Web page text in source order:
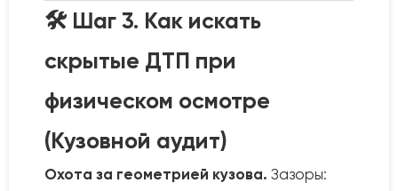
🛠 Шаг 3. Как искать
скрытые ДТП при
физическом осмотре
(Кузовной аудит)
Охота за геометрией кузова. Зазоры: